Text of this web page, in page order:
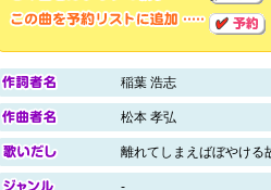
稲葉 浩志
松本 孝弘
離れてしまえばぼやける
-